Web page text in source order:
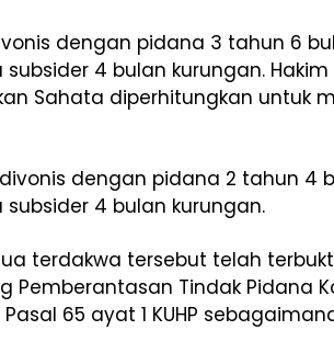
dengan pidana 3 tahun 6
subsider 4 bulan kurungan.
Sahata diperhitungkan untuk
dengan pidana 2 tahun 4
subsider 4 bulan kurungan.
terdakwa tersebut telah
Pemberantasan Tindak Pidana
Pasal 65 ayat 1 KUHP